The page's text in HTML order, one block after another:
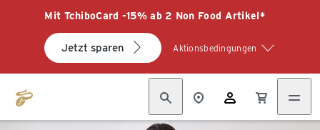
Mit TchiboCard -15% ab 2 Non Food Artikel*
Jetzt sparen Aktionsbedingungen